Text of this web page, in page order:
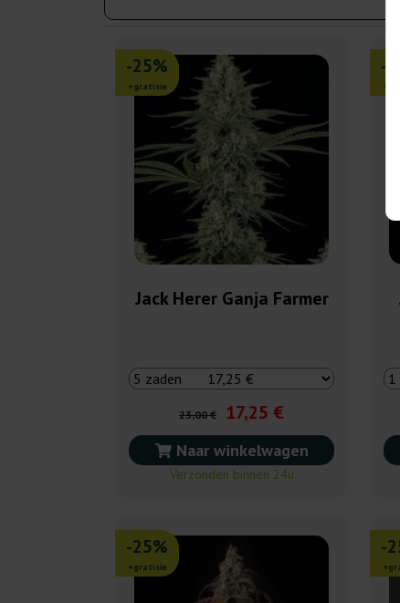
-25%
+gratisie
Jack Herer Ganja Farmer
23,00 € 17,25 €
Naar winkelwagen
Verzonden binnen 24u
-
-25%
+gratisie
-